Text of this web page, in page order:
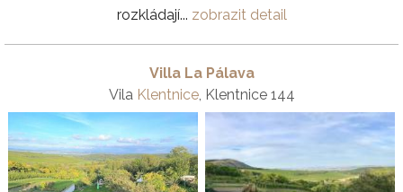
rozkládají... zobrazit detail
Villa La Pálava
Vila Klentnice, Klentnice 144